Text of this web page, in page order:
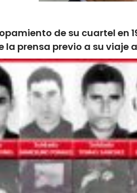
de su cuartel en
prensa previo a su viaje